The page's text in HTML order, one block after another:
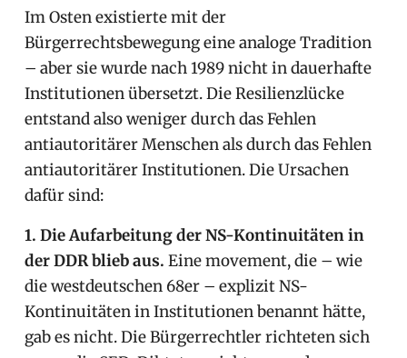
Im Osten existierte mit der
Bürgerrechtsbewegung eine analoge Tradition
– aber sie wurde nach 1989 nicht in dauerhafte
Institutionen übersetzt. Die Resilienzlücke
entstand also weniger durch das Fehlen
antiautoritärer Menschen als durch das Fehlen
antiautoritärer Institutionen. Die Ursachen
dafür sind:
1. Die Aufarbeitung der NS-Kontinuitäten in
der DDR blieb aus. Eine movement, die – wie
die westdeutschen 68er – explizit NS-
Kontinuitäten in Institutionen benannt hätte,
gab es nicht. Die Bürgerrechtler richteten sich